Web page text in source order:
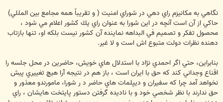
نگاهي به مكانيزم راي دهي در شوراي امنيت ( و تقريباً همه مجامع بين المللي)
حاكي از آن است آنچه در اين شورا به عنوان راي يك كشور اعلام مي شود ،
محصول تفكر و تصميم في البداهه نماينده ‌آن كشور نيست بلكه او، تنها بازتاب
دهنده نظرات دولت متبوع اش است و لا غير.
بنابراين، حتي اگر احمدي ن‍ژاد با استدلال هاي خويش، حاضرين در محل جلسه را
اقناع وجداني كند كه حق با ايران است ، باز هم در نتيجه آرا هيچ تغييري پيش
نخواهد آمد چرا كه سفيران و ديپلمات هاي حاضر د ر شورا، مامورندو معذور و
حق ندارند با نظر شخصي خود و با ناديده گرفتن دستور پايتخت هايشان ، راي